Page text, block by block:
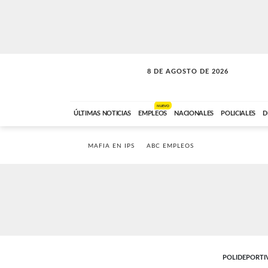
8 DE AGOSTO DE 2026
CONEXIÓN ROMANCE
ÚLTIMAS NOTICIAS EMPLEOS
NUEVO
NACIONALES POLICIALES
MAFIA EN IPS ABC EMPLEOS